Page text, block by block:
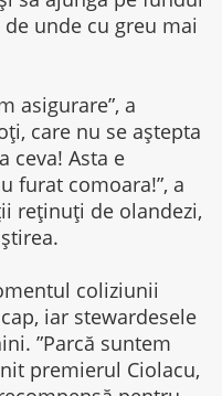
unde cu greu mai
asigurare”, a
care nu se aștepta
ceva! Asta e
furat comoara!”, a
reținuți de olandezi,
coliziunii
iar stewardesele
”Parcă suntem
premierul Ciolacu,